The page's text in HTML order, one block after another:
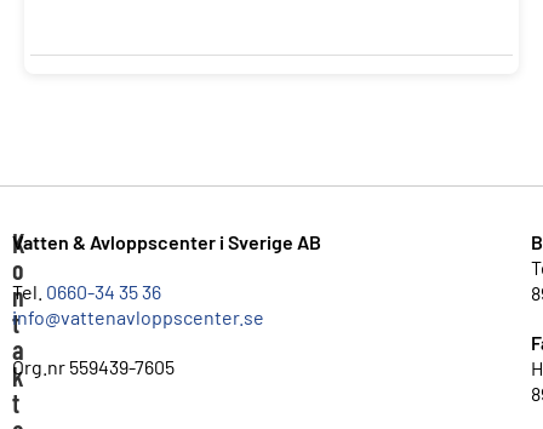
K
o
n
t
a
k
t
Vatten & Avloppscenter i Sverige AB
Tel. 0660-34 35 36
info@vattenavloppscenter.se
Org.nr 559439-7605